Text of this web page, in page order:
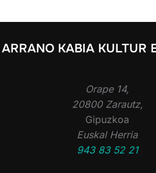
ARRANO KABIA KULTUR
Orape 14,
20800 Zarautz,
Gipuzkoa
Euskal Herria
943 83 52 21